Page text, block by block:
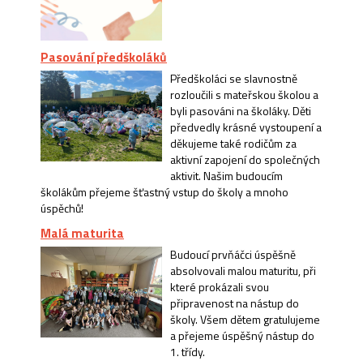
Pasování předškoláků
Předškoláci se slavnostně
rozloučili s mateřskou školou a
byli pasováni na školáky. Děti
předvedly krásné vystoupení a
děkujeme také rodičům za
aktivní zapojení do společných
aktivit. Našim budoucím
školákům přejeme šťastný vstup do školy a mnoho
úspěchů!
Malá maturita
Budoucí prvňáčci úspěšně
absolvovali malou maturitu, při
které prokázali svou
připravenost na nástup do
školy. Všem dětem gratulujeme
a přejeme úspěšný nástup do
1. třídy.